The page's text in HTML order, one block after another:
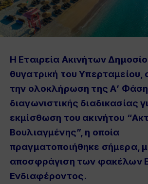
Η Εταιρεία Ακινήτων
θυγατρική του Υπερταμείου,
την ολοκλήρωση της Α’
διαγωνιστικής διαδικασίας
εκμίσθωση του ακινήτου
Βουλιαγμένης”, η οποία
πραγματοποιήθηκε σήμερα,
αποσφράγιση των φακέλων
Ενδιαφέροντος.